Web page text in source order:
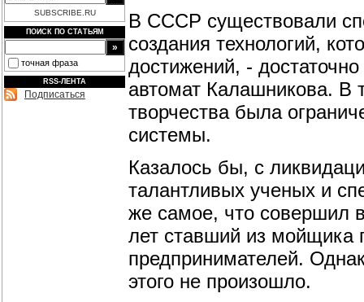
SUBSCRIBE.RU
ПОИСК ПО СТАТЬЯМ
точная фраза
RSS-ЛЕНТА
Подписаться
В СССР существовали
создания технологий,
достижений, -
автомат Калашникова. В
творчества была
системы.
Казалось бы, с
талантливых ученых и
же самое, что совершил
лет ставший из мойщика
предпринимателей.
этого не произошло.